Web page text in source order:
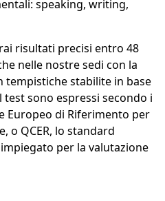
speaking, writing,
risultati precisi entro 48
nelle nostre sedi con la
tempistiche stabilite in base
sono espressi secondo i
Europeo di Riferimento per
o QCER, lo standard
per la valutazione